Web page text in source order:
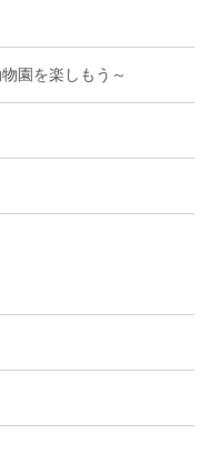
園を楽しもう～